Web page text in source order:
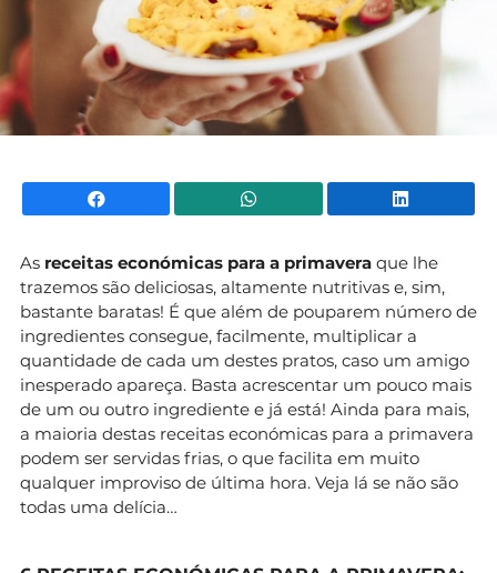
Facebook WhatsApp
As receitas económicas para a primavera que lhe
trazemos são deliciosas, altamente nutritivas e, sim,
bastante baratas! É que além de pouparem número de
ingredientes consegue, facilmente, multiplicar a
quantidade de cada um destes pratos, caso um amigo
inesperado apareça. Basta acrescentar um pouco mais
de um ou outro ingrediente e já está! Ainda para mais,
a maioria destas receitas económicas para a primavera
podem ser servidas frias, o que facilita em muito
qualquer improviso de última hora. Veja lá se não são
todas uma delícia…